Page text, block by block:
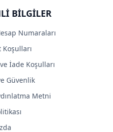
BİLGİLER
Numaraları
İade Koşulları
Güvenlik
Metni